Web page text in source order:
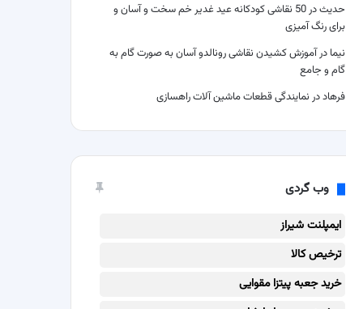
حدیثدر
50 نقاشی کودکانه عید غدیر خم سخت و آسان و
برای رنگ آمیزی
نیما درآموزش کشیدن نقاشی رونالدو آسان به صورت گام به
گام و جامع
فرهاددر نمایندگی قطعات ماشین آلات راهسازی
وب گردی
ایمپلنت شیراز
ترخیص کالا
خرید جعبه پیتزا مقوایی